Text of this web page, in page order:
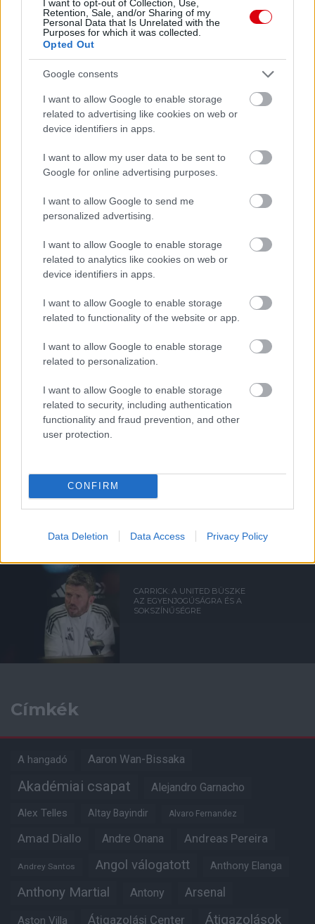
I want to opt-out of Collection, Use,
Retention, Sale, and/or Sharing of my
Personal Data that Is Unrelated with the
Purposes for which it was collected.
Opted Out
Google consents
I want to allow Google to enable storage
related to advertising like cookies on web or
device identifiers in apps.
I want to allow my user data to be sent to
Google for online advertising purposes.
I want to allow Google to send me
personalized advertising.
I want to allow Google to enable storage
related to analytics like cookies on web or
device identifiers in apps.
I want to allow Google to enable storage
related to functionality of the website or app.
I want to allow Google to enable storage
related to personalization.
I want to allow Google to enable storage
related to security, including authentication
functionality and fraud prevention, and other
user protection.
CONFIRM
Data Deletion Data Access Privacy Policy
Kapcsolódó hírek
MANCHESTER UNITED
CARRICKET FOGJA AJÁNLANI
SIR DAVE BRAILSFORD
TÁVOZOTT AZ
IGAZGATÓSÁGBÓL
VÁLTOZÁSOK A KLUB KÖRÜL
CARRICK: A UNITED BÜSZKE
AZ EGYENJOGÚSÁGRA ÉS A
SOKSZÍNŰSÉGRE
Címkék
A hangadó Aaron Wan-Bissaka
Akadémiai csapat Alejandro Garnacho
Alex Telles Altay Bayindir Alvaro Fernandez
Amad Diallo Andre Onana Andreas Pereira
Andrey Santos Angol válogatott Anthony Elanga
Anthony Martial Antony Arsenal
Aston Villa Átigazolási Center Átigazolások